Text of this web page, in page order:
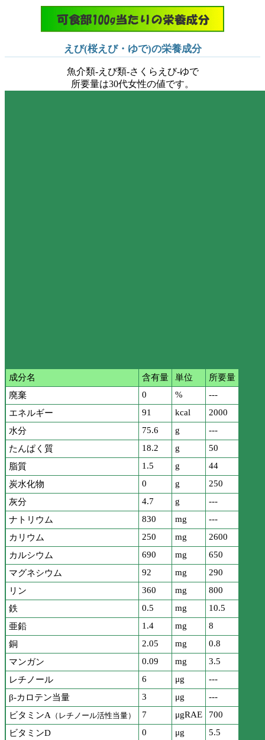
えび(桜えび・ゆで)の栄養成分
魚介類-えび類-さくらえび-ゆで
所要量は30代女性の値です。
成分名 含有量 単位
所要量
廃棄
0 %
---
エネルギー
91 kcal
2000
水分
75.6 g
---
たんぱく質
18.2 g
50
脂質
1.5 g
44
炭水化物
0 g
250
灰分
4.7 g
---
ナトリウム
830 mg
---
カリウム
250 mg
2600
カルシウム
690 mg
650
マグネシウム
92 mg
290
リン
360 mg
800
鉄
0.5 mg
10.5
亜鉛
1.4 mg
8
銅
2.05 mg
0.8
マンガン
0.09 mg
3.5
レチノール
6 μg
---
β-カロテン当量
3 μg
---
ビタミンA （レチノール活性当量） 7 μgRAE
700
ビタミンD
0 μg
5.5